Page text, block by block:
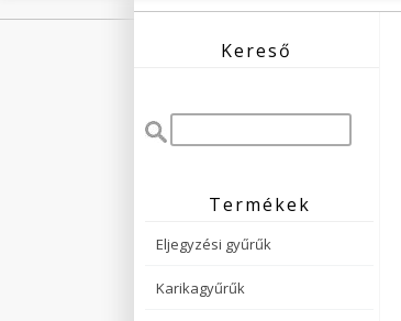
Kereső
Termékek
Eljegyzési gyűrűk
Karikagyűrűk